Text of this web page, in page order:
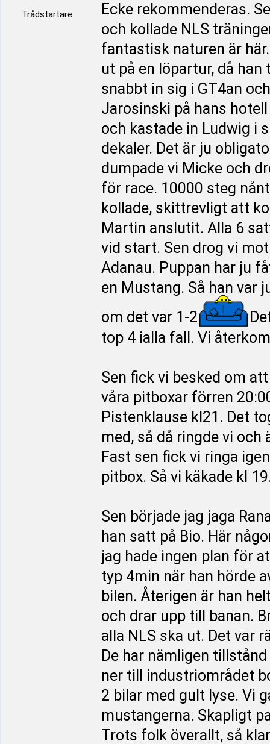
Trådstartare
Ecke rekommenderas.
och kollade NLS
fantastisk naturen är
ut på en löpartur, då
snabbt in sig i GT4an
Jarosinski på hans
och kastade in Ludwig i
dekaler. Det är ju
dumpade vi Micke och
för race. 10000 steg
kollade, skittrevligt att
Martin anslutit. Alla 6
vid start. Sen drog vi
Adanau. Puppan har ju
en Mustang. Så han var
om det var 1-2
top 4 ialla fall. Vi
Sen fick vi besked om
våra pitboxar förren
Pistenklause kl21. Det
med, så då ringde vi och
Fast sen fick vi ringa
pitbox. Så vi käkade kl
Sen började jag jaga
han satt på Bio. Här
jag hade ingen plan för
typ 4min när han hörde
bilen. Återigen är han
och drar upp till banan.
alla NLS ska ut. Det var
De har nämligen
ner till industriområdet
2 bilar med gult lyse. Vi
mustangerna. Skapligt
Trots folk överallt, så